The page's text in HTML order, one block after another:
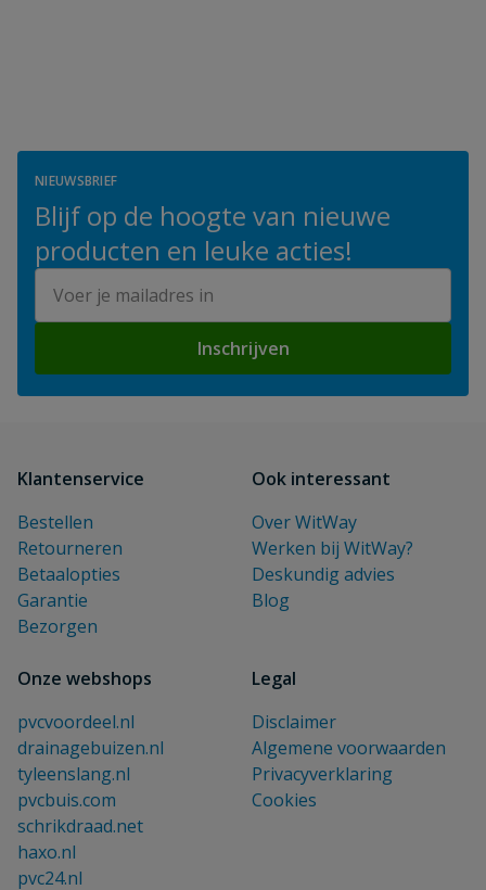
NIEUWSBRIEF
Blijf op de hoogte van nieuwe
producten en leuke acties!
Inschrijven
Klantenservice
Bestellen
Retourneren
Betaalopties
Garantie
Bezorgen
Ook interessant
Over WitWay
Werken bij WitWay?
Deskundig advies
Blog
Onze webshops
pvcvoordeel.nl
drainagebuizen.nl
tyleenslang.nl
pvcbuis.com
schrikdraad.net
haxo.nl
pvc24.nl
Legal
Disclaimer
Algemene voorwaarden
Privacyverklaring
Cookies